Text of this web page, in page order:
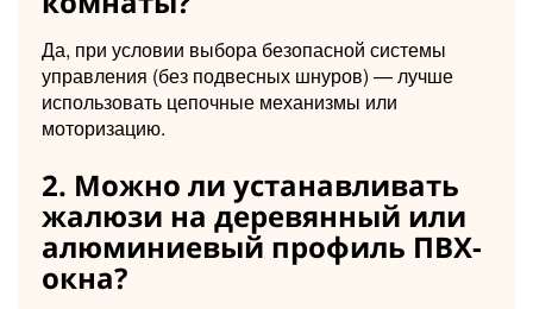
Да, при условии выбора безопасной системы
управления (без подвесных шнуров) — лучше
использовать цепочные механизмы или
моторизацию.
2. Можно ли устанавливать
жалюзи на деревянный или
алюминиевый профиль ПВХ-
окна?